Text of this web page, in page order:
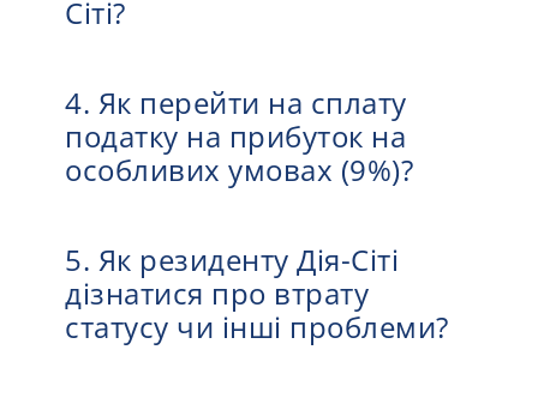
Сіті?
4. Як перейти на сплату
податку на прибуток на
особливих умовах (9%)?
5. Як резиденту Дія-Сіті
дізнатися про втрату
статусу чи інші проблеми?